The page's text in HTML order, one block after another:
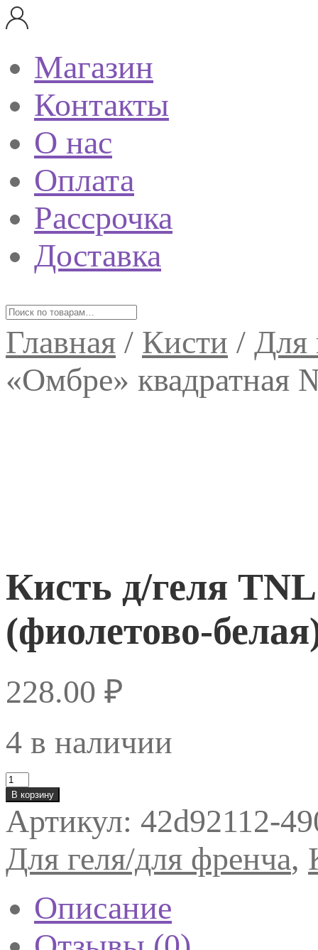
Магазин
Контакты
О нас
Оплата
Рассрочка
Доставка
Главная / Кисти / Для
«Омбре» квадратная
Кисть д/геля
(фиолетово-
228.00 ₽
4 в наличии
Количество
товара
Кисть
д/
геля
"Омбре"
квадратная
№4
белая)
В корзину
Артикул: 42d92112-
Для геля/для френча,
Описание